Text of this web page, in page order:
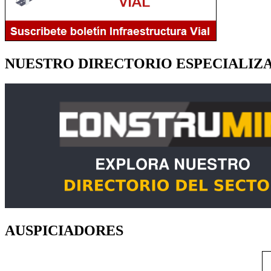
NUESTRO DIRECTORIO
AUSPICIADORES